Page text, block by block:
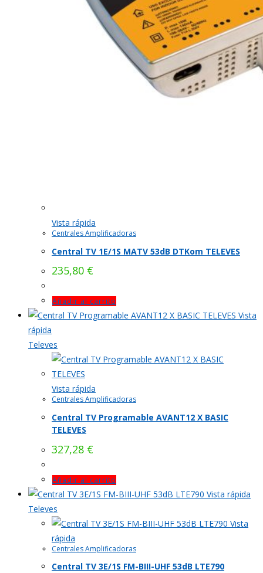
Vista rápida
Centrales Amplificadoras
Central TV 1E/1S MATV 53dB DTKom TELEVES
235,80 €
Añadir al carrito
Vista
rápida
Televes
Vista rápida
Centrales Amplificadoras
Central TV Programable AVANT12 X BASIC
TELEVES
327,28 €
Añadir al carrito
Vista rápida
Televes
Vista
rápida
Centrales Amplificadoras
Central TV 3E/1S FM-BIII-UHF 53dB LTE790